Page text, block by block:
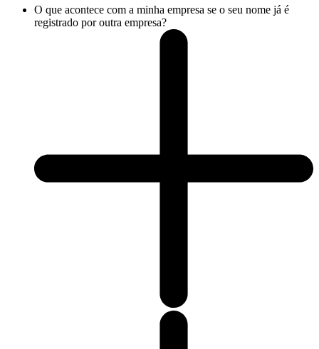
O que acontece com a minha empresa se o seu nome já é
registrado por outra empresa?